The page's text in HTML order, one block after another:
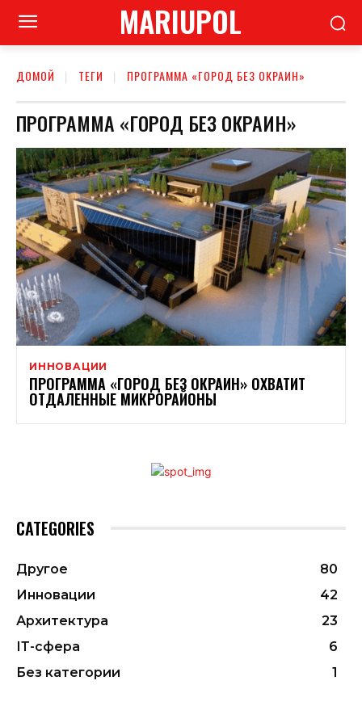
MARIUPOL
ДОМОЙ ТЕГИ ПРОГРАММА «ГОРОД БЕЗ ОКРАИН»
ПРОГРАММА «ГОРОД БЕЗ ОКРАИН»
ИННОВАЦИИ
ПРОГРАММА «ГОРОД БЕЗ ОКРАИН» ОХВАТИТ
ОТДАЛЕННЫЕ МИКРОРАЙОНЫ
CATEGORIES
Другое
80
Инновации
42
Архитектура
23
ІТ-сфера
6
Без категории
1